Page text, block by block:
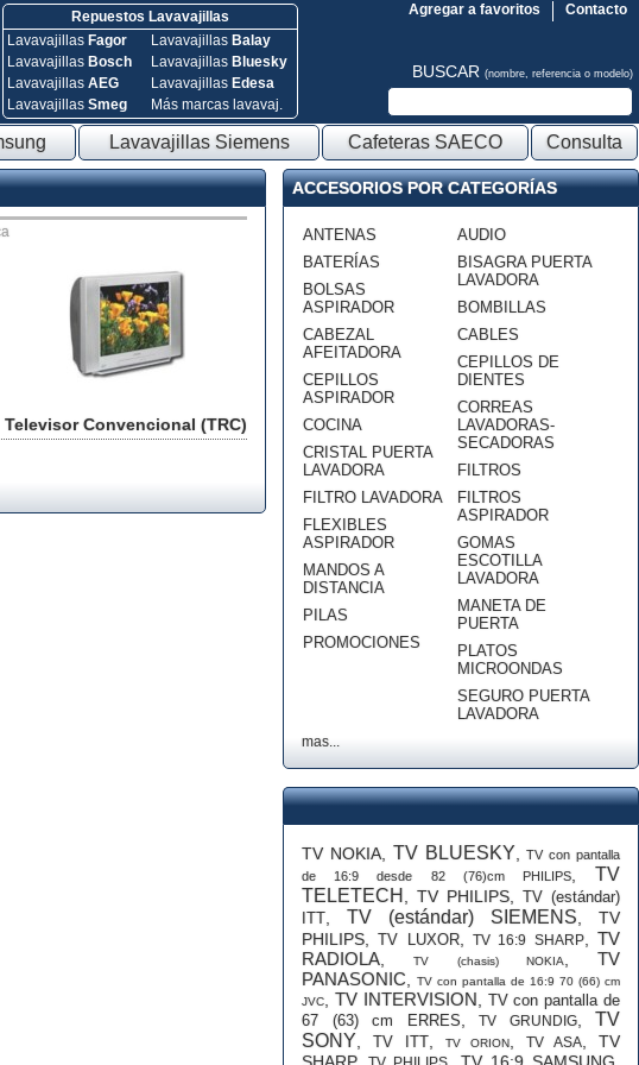
Repuestos Lavavajillas
Lavavajillas Fagor
Lavavajillas Bosch
Lavavajillas AEG
Lavavajillas Smeg
Lavavajillas Balay
Lavavajillas Bluesky
Lavavajillas Edesa
Más marcas lavavaj.
Contacto
Agregar a favoritos
BUSCAR (nombre, referencia o modelo)
Lavavajillas Siemens Cafeteras SAECO Consulta
Televisor Convencional (TRC)
ACCESORIOS POR CATEGORÍAS
ANTENAS
BATERÍAS
BOLSAS
ASPIRADOR
CABEZAL
AFEITADORA
CEPILLOS
ASPIRADOR
COCINA
CRISTAL PUERTA
LAVADORA
FILTRO LAVADORA
FLEXIBLES
ASPIRADOR
MANDOS A
DISTANCIA
PILAS
PROMOCIONES
AUDIO
BISAGRA PUERTA
LAVADORA
BOMBILLAS
CABLES
CEPILLOS DE
DIENTES
CORREAS
LAVADORAS-
SECADORAS
FILTROS
FILTROS
ASPIRADOR
GOMAS
ESCOTILLA
LAVADORA
MANETA DE
PUERTA
PLATOS
MICROONDAS
SEGURO PUERTA
LAVADORA
mas...
TV NOKIA, TV BLUESKY ,TV con pantalla
de 16:9 desde 82 (76)cm PHILIPS,TV
TELETECH
TV PHILIPS
TV (estándar)
ITT
TV (estándar) SIEMENS
TV
PHILIPS ,TV LUXOR,TV 16:9 SHARP,TV
RADIOLA ,TV (chasis) NOKIA, TV
PANASONIC
TV con pantalla de 16:9 70 (66) cm
JVC
TV INTERVISION
TV con pantalla de
67 (63) cm ERRES
TV GRUNDIG, TV
SONY
TV ITT, TV ORION ,TV ASA ,TV